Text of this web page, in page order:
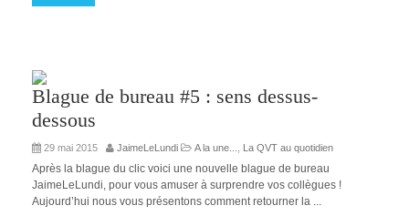
Blague de bureau #5 : sens dessus-
dessous
29 mai 2015 JaimeLeLundi A la une... La QVT au quotidien
Après la blague du clic voici une nouvelle blague de bureau
JaimeLeLundi, pour vous amuser à surprendre vos collègues !
Aujourd’hui nous vous présentons comment retourner la ...